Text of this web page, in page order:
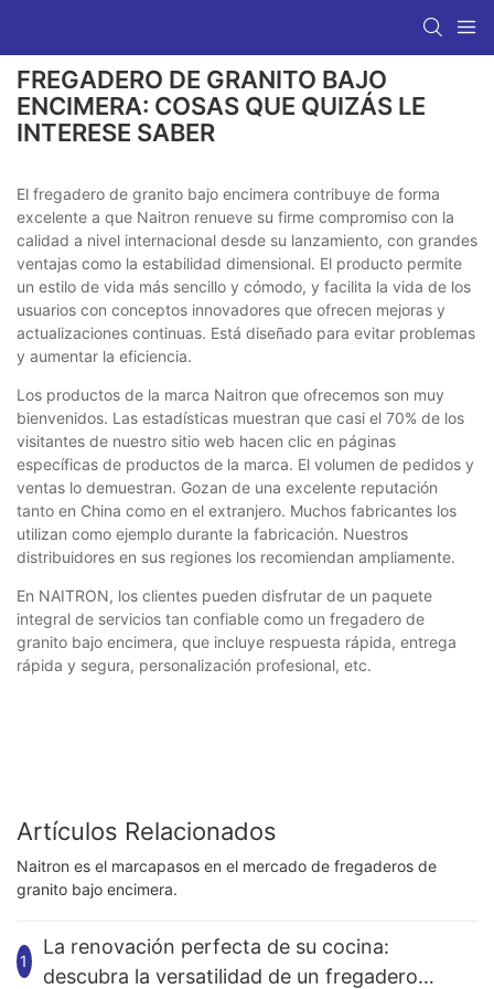
FREGADERO DE GRANITO BAJO
ENCIMERA: COSAS QUE QUIZÁS LE
INTERESE SABER
El fregadero de granito bajo encimera contribuye de forma
excelente a que Naitron renueve su firme compromiso con la
calidad a nivel internacional desde su lanzamiento, con grandes
ventajas como la estabilidad dimensional. El producto permite
un estilo de vida más sencillo y cómodo, y facilita la vida de los
usuarios con conceptos innovadores que ofrecen mejoras y
actualizaciones continuas. Está diseñado para evitar problemas
y aumentar la eficiencia.
Los productos de la marca Naitron que ofrecemos son muy
bienvenidos. Las estadísticas muestran que casi el 70% de los
visitantes de nuestro sitio web hacen clic en páginas
específicas de productos de la marca. El volumen de pedidos y
ventas lo demuestran. Gozan de una excelente reputación
tanto en China como en el extranjero. Muchos fabricantes los
utilizan como ejemplo durante la fabricación. Nuestros
distribuidores en sus regiones los recomiendan ampliamente.
En NAITRON, los clientes pueden disfrutar de un paquete
integral de servicios tan confiable como un fregadero de
granito bajo encimera, que incluye respuesta rápida, entrega
rápida y segura, personalización profesional, etc.
Artículos Relacionados
Naitron es el marcapasos en el mercado de fregaderos de
granito bajo encimera.
1
La renovación perfecta de su cocina:
descubra la versatilidad de un fregadero